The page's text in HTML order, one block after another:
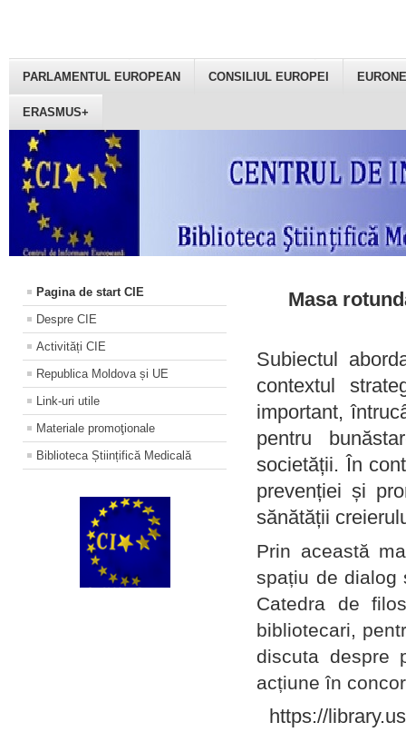
PARLAMENTUL EUROPEAN CONSILIUL EUROPEI
ERASMUS+
Pagina de start CIE
Despre CIE
Activități CIE
Republica Moldova și UE
Link-uri utile
Materiale promoţionale
Biblioteca Științifică Medicală
Masa
Subiectul
contextul
important,
pentru
societății. În
prevenției și
sănătății
Prin această
spațiu de dialog
Catedra de
bibliotecari,
discuta despre
acțiune în
https://